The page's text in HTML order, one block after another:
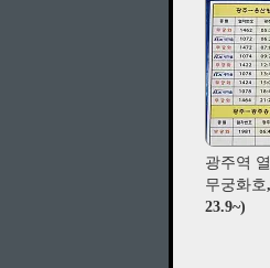
광주역
무궁화
23.9~)